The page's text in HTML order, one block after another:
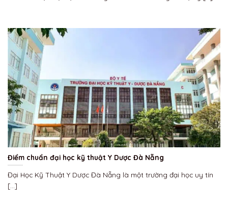
Điểm chuẩn đại học kỹ thuật Y Dược Đà Nẵng
Đại Học Kỹ Thuật Y Dược Đà Nẵng là một trường đại học uy tín
[...]